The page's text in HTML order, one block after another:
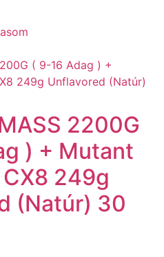
2200G
) + Mutant
249g
(Natúr) 30